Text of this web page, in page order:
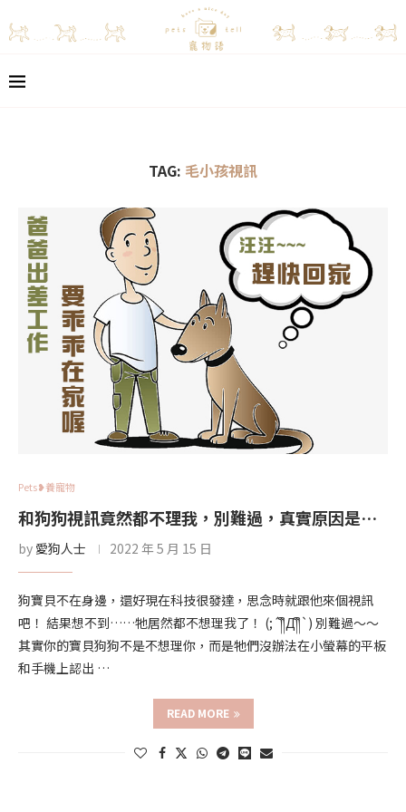
TAG: 毛小孩視訊
Pets❥養寵物
和狗狗視訊竟然都不理我，別難過，真實原因是…
by 愛狗人士 2022 年 5 月 15 日
狗寶貝不在身邊，還好現在科技很發達，思念時就跟他來個視訊
吧！ 結果想不到……牠居然都不想理我了！ (;´༎ຶД༎ຶ`) 別難過～～
其實你的寶貝狗狗不是不想理你，而是牠們沒辦法在小螢幕的平板
和手機上認出 …
READ MORE